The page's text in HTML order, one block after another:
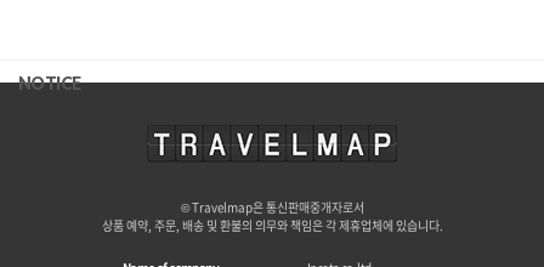
NOTICE
© Travelmap은 통신판매중개자로서
상품 예약, 주문, 배송 및 환불의 의무와 책임은 각 제휴업체에 있습니다.